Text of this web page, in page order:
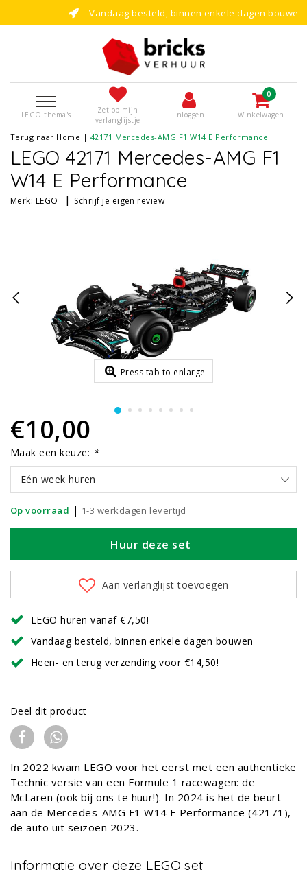
Vandaag besteld, binnen enkele dagen bouwen!
LEGO thema's
Zet op mijn
verlanglijstje
Inloggen
0
Winkelwagen
Terug naar Home | 42171 Mercedes-AMG F1 W14 E Performance
LEGO 42171 Mercedes-AMG F1
W14 E Performance
Merk: LEGO | Schrijf je eigen review
Press tab to enlarge
€10,00
Maak een keuze: *
Eén week huren
Op voorraad | 1-3 werkdagen levertijd
Huur deze set
Aan verlanglijst toevoegen
LEGO huren vanaf €7,50!
Vandaag besteld, binnen enkele dagen bouwen
Heen- en terug verzending voor €14,50!
Deel dit product
In 2022 kwam LEGO voor het eerst met een authentieke
Technic versie van een Formule 1 racewagen: de
McLaren (ook bij ons te huur!). In 2024 is het de beurt
aan de Mercedes-AMG F1 W14 E Performance (42171),
de auto uit seizoen 2023.
Informatie over deze LEGO set